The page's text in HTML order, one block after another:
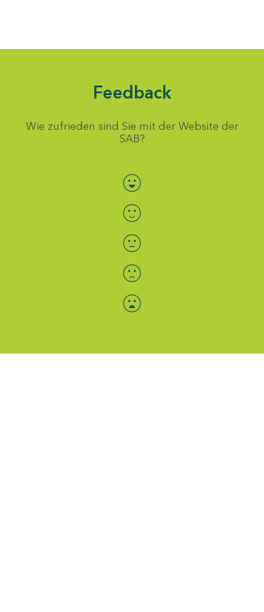
Feedback
Wie zufrieden sind Sie mit der Website der
SAB?
Bewertung auswählen